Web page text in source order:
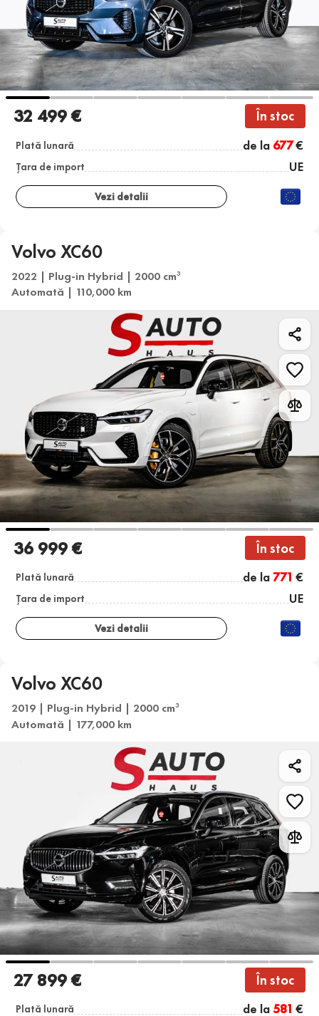
32 499 € În stoc
Plată lunară de la 677€
Țara de import UE
Vezi detalii
Volvo XC60
2022 | Plug-in Hybrid | 2000 cm3
Automată | 110,000 km
36 999 € În stoc
Plată lunară de la 771 €
Țara de import UE
Vezi detalii
Volvo XC60
2019 | Plug-in Hybrid | 2000 cm3
Automată | 177,000 km
27 899 € În stoc
Plată lunară de la 581 €